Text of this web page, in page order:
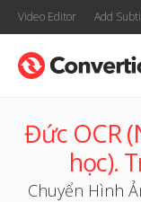
Video Editor Add
Đức OCR
học).
Chuyển Hình